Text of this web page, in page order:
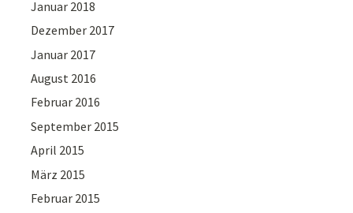
Januar 2018
Dezember 2017
Januar 2017
August 2016
Februar 2016
September 2015
April 2015
März 2015
Februar 2015